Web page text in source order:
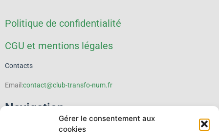
Gérer le consentement aux
cookies
Politique de confidentialité
CGU et mentions légales
Contacts
Email:contact@club-transfo-num.fr
Navigation